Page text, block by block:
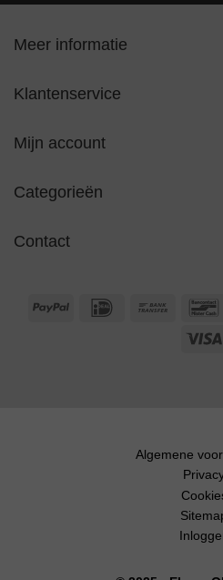
Meer informatie
Klantenservice
Mijn account
Categorieën
Contact
PayPal IDeal
Bank
Algemene